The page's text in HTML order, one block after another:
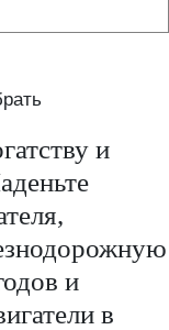
и
и
в